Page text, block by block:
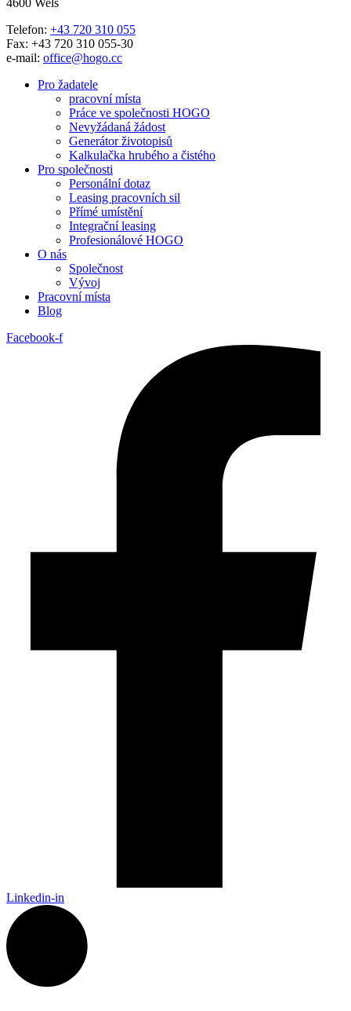
Telefon: +43 720 310 055
Fax: +43 720 310 055-30
e-mail: office@hogo.cc
Pro žadatele
pracovní místa
Práce ve společnosti HOGO
Nevyžádaná žádost
Generátor životopisů
Kalkulačka hrubého a čistého
Pro společnosti
Personální dotaz
Leasing pracovních sil
Přímé umístění
Integrační leasing
Profesionálové HOGO
O nás
Společnost
Vývoj
Pracovní místa
Blog
Facebook-f
Linkedin-in